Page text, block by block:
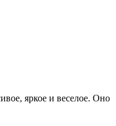
яркое и веселое. Оно